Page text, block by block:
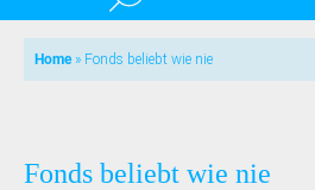
Home» Fonds beliebt wie nie
Fonds beliebt wie nie